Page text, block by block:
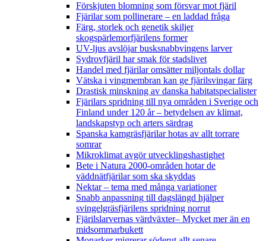
Förskjuten blomning som försvar mot fjäril
Fjärilar som pollinerare – en laddad fråga
Färg, storlek och genetik skiljer
skogspärlemorfjärilens former
UV-ljus avslöjar busksnabbvingens larver
Sydrovfjäril har smak för stadslivet
Handel med fjärilar omsätter miljontals dollar
Vätska i vingmembran kan ge fjärilsvingar färg
Drastisk minskning av danska habitatspecialister
Fjärilars spridning till nya områden i Sverige och
Finland under 120 år– betydelsen av klimat,
landskapstyp och arters särdrag
Spanska kamgräsfjärilar hotas av allt torrare
somrar
Mikroklimat avgör utvecklingshastighet
Bete i Natura 2000-områden hotar de
väddnätfjärilar som ska skyddas
Nektar – tema med många variationer
Snabb anpassning till dagslängd hjälper
svingelgräsfjärilens spridning norrut
Fjärilslarvernas värdväxter– Mycket mer än en
midsommarbukett